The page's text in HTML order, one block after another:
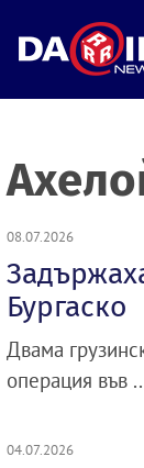
08.07.2026
Бургаско
Двама
операция във
04.07.2026